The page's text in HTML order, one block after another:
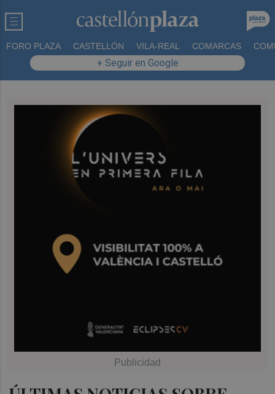
FORO PLAZA CASTELLÓN VILA-REAL COMARCAS
+ Seguir en Google